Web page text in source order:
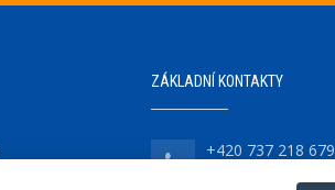
ZÁKLADNÍ KONTAKTY
+420 737 218 679